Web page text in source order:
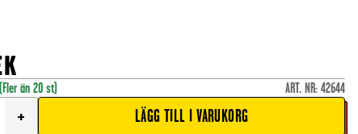
(Fler än 20 st) ART. NR: 42644
+ LÄGG TILL I VARUKORG